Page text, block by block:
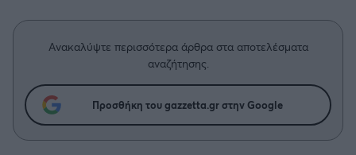
Άρης
ΟΦΗ
Μια Ιστορία από την Πόλη
Κύπελλο Ελλάδας Μπάσκετ
Μπάσκετ: Γερμανία
Ανακαλύψτε περισσότερα άρθρα στα αποτελέσματα
αναζήτησης.
Προσθήκη του gazzetta.gr στην Google